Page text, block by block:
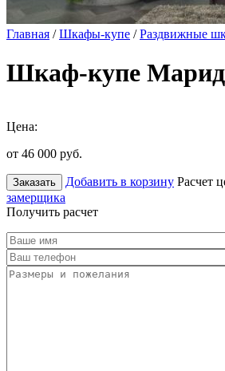
Главная /Шкафы-купе /Раздвижные
Шкаф-купе
Цена:
от 46 000 руб.
Заказать Добавить в корзину Расчет
замерщика
Получить расчет